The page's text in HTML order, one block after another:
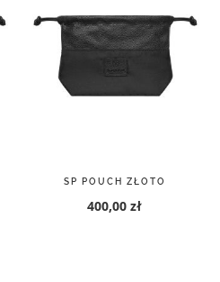
SP POUCH ZŁOTO
400,00 zł